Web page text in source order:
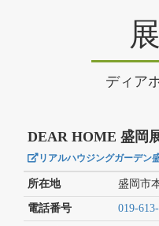
ディア
DEAR HOME 盛岡
リアルハウジングガーデン
所在地 盛岡市
電話番号 019-